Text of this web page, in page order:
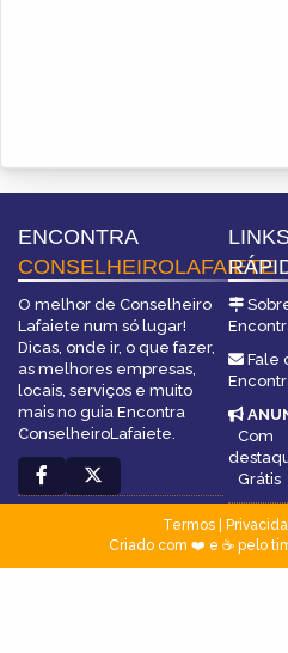
ENCONTRA
CONSELHEIROLAFAIETE
O melhor de Conselheiro
Lafaiete num só lugar!
Dicas, onde ir, o que fazer,
as melhores empresas,
locais, serviços e muito
mais no guia Encontra
ConselheiroLafaiete.
Fale
Com
Grátis
Termos|
Criado com ❤️ e ☕ pelo